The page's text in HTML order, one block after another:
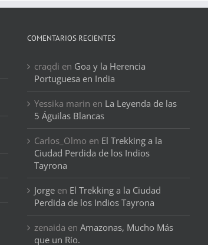
COMENTARIOS RECIENTES
craqdi en Goa y la Herencia
Portuguesa en India
Yessika marin en La Leyenda de las
5 Águilas Blancas
Carlos_Olmo en El Trekking a la
Ciudad Perdida de los Indios
Tayrona
Jorge en El Trekking a la Ciudad
Perdida de los Indios Tayrona
zenaida en Amazonas, Mucho Más
que un Río.